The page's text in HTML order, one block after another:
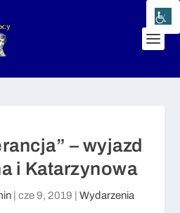
– wyjazd
i Katarzynowa
| cze 9, 2019 Wydarzenia